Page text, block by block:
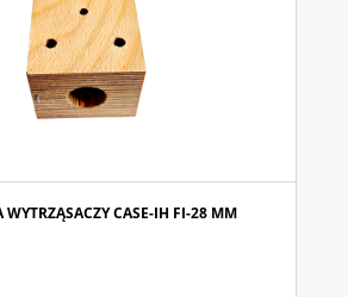
WYTRZĄSACZY CASE-IH FI-28 MM